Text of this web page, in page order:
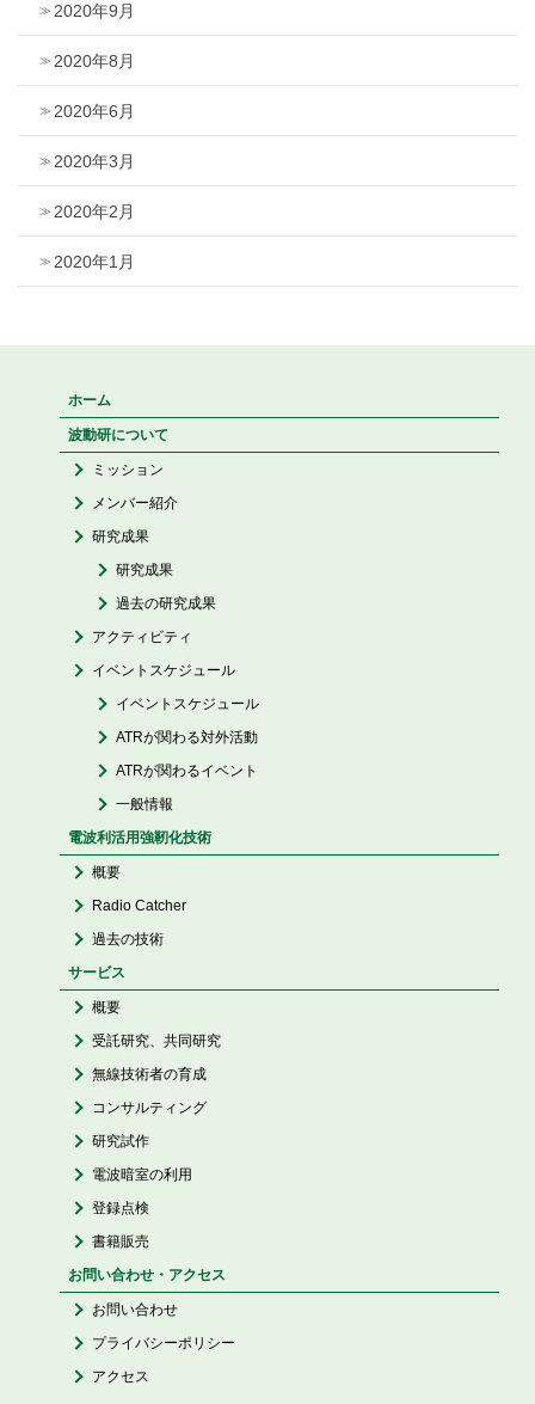
2020年9月
2020年8月
2020年6月
2020年3月
2020年2月
2020年1月
ホーム
波動研について
ミッション
メンバー紹介
研究成果
研究成果
過去の研究成果
アクティビティ
イベントスケジュール
イベントスケジュール
ATRが関わる対外活動
ATRが関わるイベント
一般情報
電波利活用強靭化技術
概要
Radio Catcher
過去の技術
サービス
概要
受託研究、共同研究
無線技術者の育成
コンサルティング
研究試作
電波暗室の利用
登録点検
書籍販売
お問い合わせ・アクセス
お問い合わせ
プライバシーポリシー
アクセス